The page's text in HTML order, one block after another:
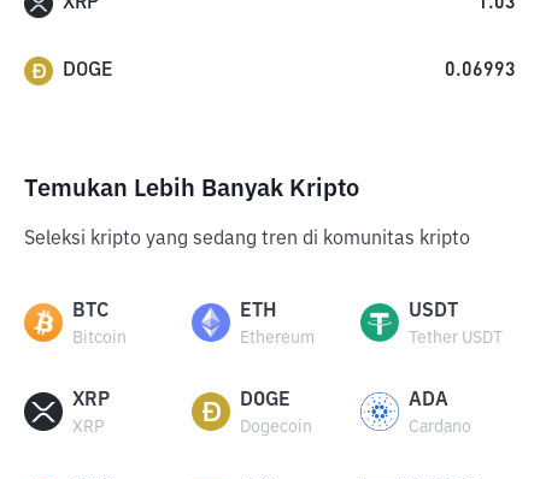
DOGE 0.06993
Temukan Lebih Banyak Kripto
Seleksi kripto yang sedang tren di komunitas kripto
BTC
Bitcoin
ETH
Ethereum
USDT
Tether USDT
XRP
XRP
DOGE
Dogecoin
ADA
Cardano